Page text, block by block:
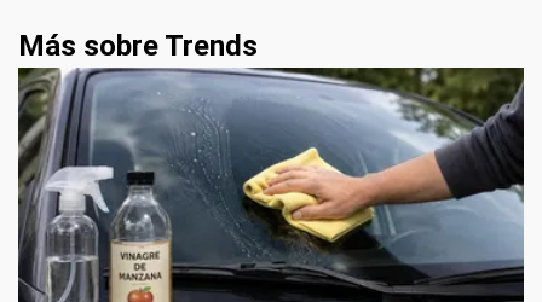
Más sobre Trends